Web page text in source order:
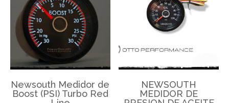
Newsouth Medidor de
Boost (PSI) Turbo Red
NEWSOUTH
MEDIDOR DE